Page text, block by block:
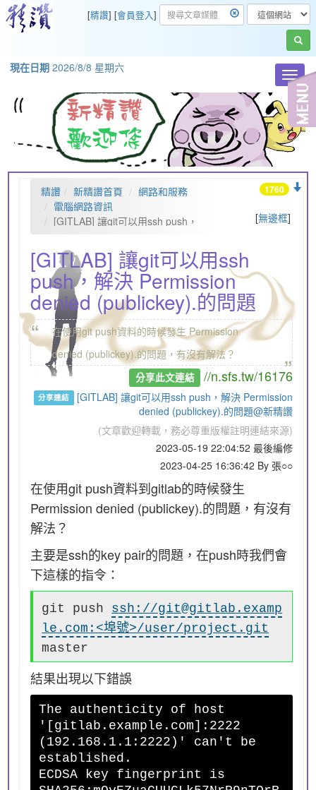
[精讚] [會員登入]
現在日期 2026/8/8 星期六
[無邊框]
精讚 新精讚首頁
網路和服務
電腦網路資訊
[GITLAB] 讓git可以用ssh push，
的問題
1760
[GITLAB] 讓git可以用ssh
push，解決 Permission
denied (publickey).的問題
“
在使用git push資料的時候發生 Permission
denied (publickey).的問題，有沒有解法？
„
分享此文連結 //n.sfs.tw/16176
分享連結
[GITLAB] 讓git可以用ssh push，解決 Permission
denied (publickey).的問題@新精讚
(文章歡迎轉載，務必尊重版權註明連結來源)
2023-05-19 22:04:52 最後編修
2023-04-25 16:36:42 By 張○○
在使用git push資料到gitlab的時候發生
Permission denied (publickey).的問題，有沒有
解法？
主要是ssh的key pair的問題，在push時我們會
下這樣的指令：
git push ssh://git@gitlab.examp
le.com:<埠號>/user/project.git
master
結果出現以下錯誤
The authenticity of host
'[gitlab.example.com]:2222
(192.168.1.1:2222)' can't be
established.
ECDSA key fingerprint is